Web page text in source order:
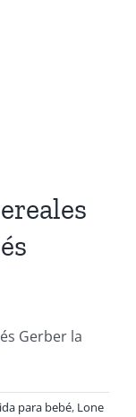
Gerber la
para bebé, Lone